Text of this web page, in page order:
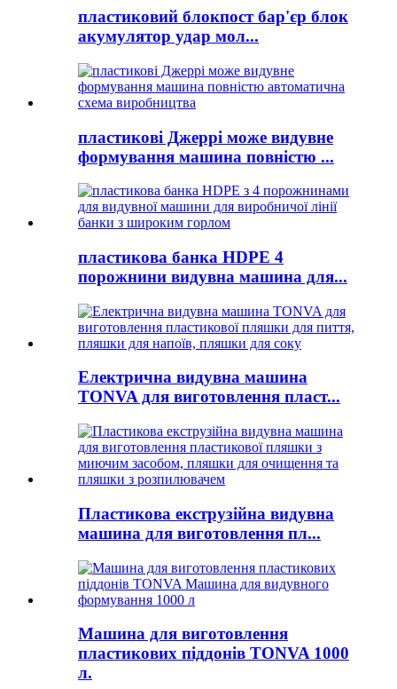
пластиковий блокпост бар'єр блок
акумулятор удар мол...
пластикові Джеррі може видувне
формування машина повністю ...
пластикова банка HDPE 4
порожнини видувна машина для...
Електрична видувна машина
TONVA для виготовлення пласт...
Пластикова екструзійна видувна
машина для виготовлення пл...
Машина для виготовлення
пластикових піддонів TONVA 1000
л.